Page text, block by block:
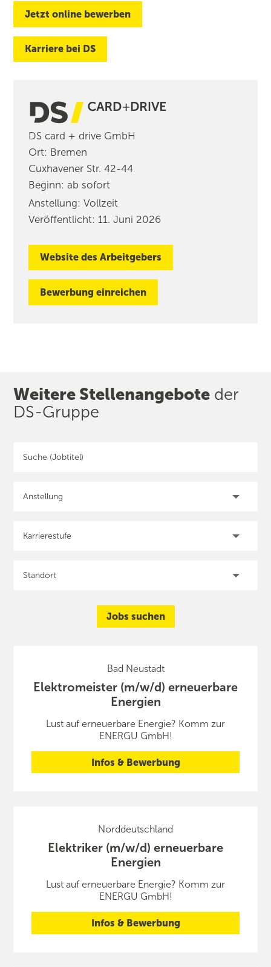
Jetzt online bewerben
Karriere bei DS
DS card + drive GmbH
Ort: Bremen
Cuxhavener Str. 42-44
Beginn:ab sofort
Anstellung:Vollzeit
Veröffentlicht: 11. Juni 2026
Website des Arbeitgebers
Bewerbung einreichen
Weitere Stellen­angebote der
DS-Gruppe
Jobs suchen
Bad Neustadt
Elektromeister (m/w/d) erneuerbare
Energien
Lust auf erneuerbare Energie? Komm zur
ENERGU GmbH!
Infos & Bewerbung
Norddeutschland
Elektriker (m/w/d) erneuerbare
Energien
Lust auf erneuerbare Energie? Komm zur
ENERGU GmbH!
Infos & Bewerbung